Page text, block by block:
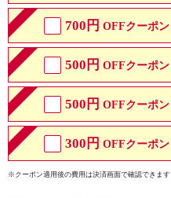
700円 OFFクーポン
500円 OFFクーポン
500円 OFFクーポン
300円 OFFクーポン
※クーポン適用後の費用は決済画面で確認できます